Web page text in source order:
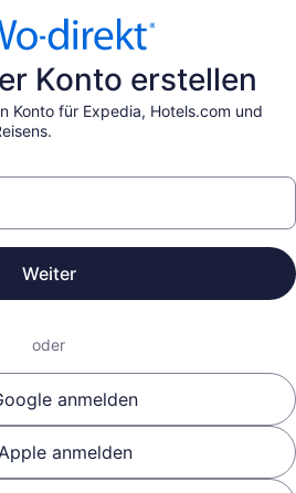
Konto erstellen
Konto für Expedia, Hotels.com und
Weiter
oder
anmelden
anmelden